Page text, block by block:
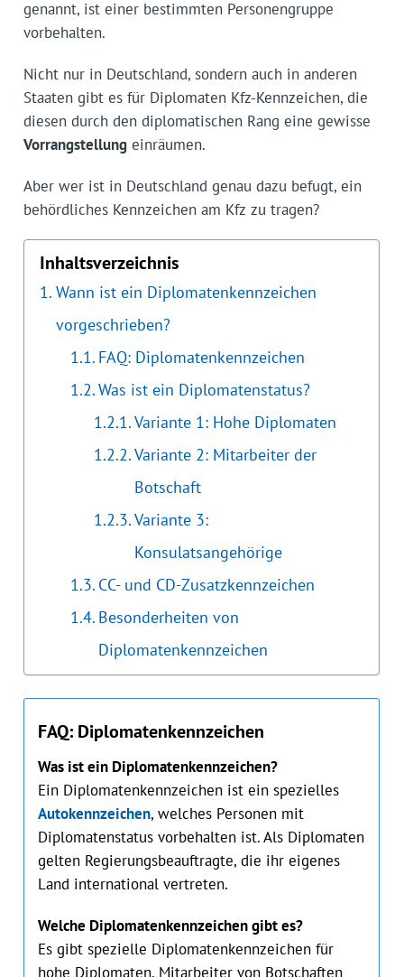
genannt, ist einer bestimmten Personengruppe
vorbehalten.
Nicht nur in Deutschland, sondern auch in anderen
Staaten gibt es für Diplomaten Kfz-Kennzeichen, die
diesen durch den diplomatischen Rang eine gewisse
Vorrangstellungeinräumen.
Aber wer ist in Deutschland genau dazu befugt, ein
behördliches Kennzeichen am Kfz zu tragen?
Inhaltsverzeichnis
Wann ist ein Diplomatenkennzeichen
vorgeschrieben?
FAQ: Diplomatenkennzeichen
Was ist ein Diplomatenstatus?
Variante 1: Hohe Diplomaten
Variante 2: Mitarbeiter der
Botschaft
Variante 3:
Konsulatsangehörige
CC- und CD-Zusatzkennzeichen
Besonderheiten von
Diplomatenkennzeichen
FAQ: Diplomatenkennzeichen
Was ist ein Diplomatenkennzeichen?
Ein Diplomatenkennzeichen ist ein spezielles
Autokennzeichen, welches Personen mit
Diplomatenstatus vorbehalten ist. Als Diplomaten
gelten Regierungsbeauftragte, die ihr eigenes
Land international vertreten.
Welche Diplomatenkennzeichen gibt es?
Es gibt spezielle Diplomatenkennzeichen für
hohe Diplomaten, Mitarbeiter von Botschaften